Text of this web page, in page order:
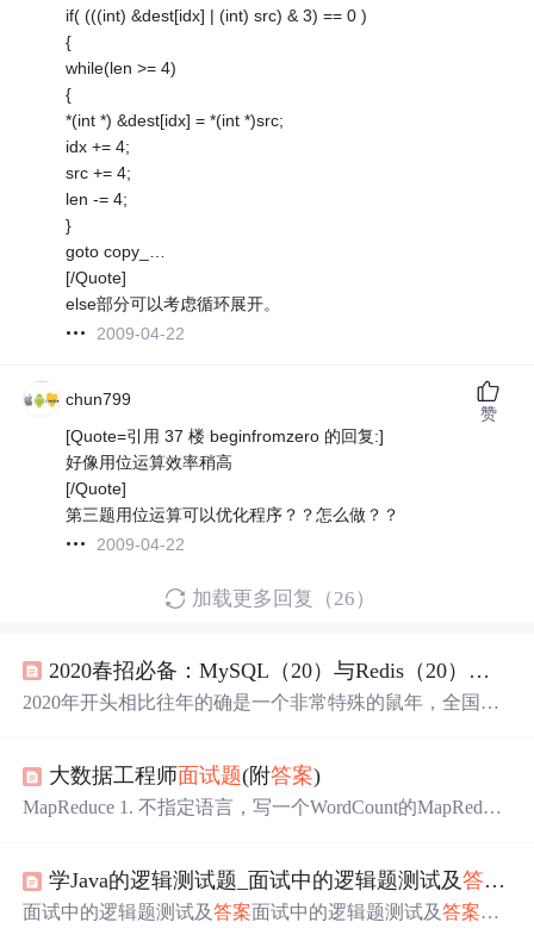
if( (((int) &dest[idx] | (int) src) & 3) == 0 )
{
while(len >= 4)
{
*(int *) &dest[idx] = *(int *)src;
idx += 4;
src += 4;
len -= 4;
}
goto copy_…
[/Quote]
else部分可以考虑循环展开。
2009-04-22
chun799
[Quote=引用 37 楼 beginfromzero 的回复:]
好像用位运算效率稍高
[/Quote]
第三题用位运算可以优化程序？？怎么做？？
2009-04-22
赞
加载更多回复（26）
2020春招必备：MySQL（20）与Redis（20），不看
2020年开头相比往年的确是一个非常特殊的鼠年，全国上
于家里的大门。虽如此，但是“金三银四”的春招是不会止
步的，时间不等人，现在已是2月中旬啦。今天，小编给大
你能答对...
大数据工程师面试题(附答案)
MapReduce 1. 不指定语言，写一个WordCount的MapReduce
念都是模糊不清的，该按照什么线路去学习，学完往哪方
面发展，想深入了解，想学习的同学欢迎加入大数据学习q
学Java的逻辑测试题_面试中的逻辑题测试及答案
面试中的逻辑题测试及答案面试中的逻辑题测试及答案魔